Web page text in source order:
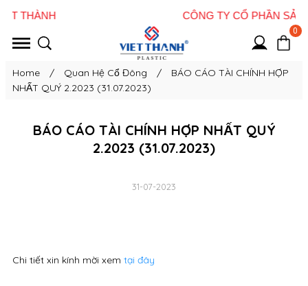
0
Home / Quan Hệ Cổ Đông /
BÁO CÁO TÀI CHÍNH HỢP
NHẤT QUÝ 2.2023 (31.07.2023)
BÁO CÁO TÀI CHÍNH HỢP NHẤT QUÝ
2.2023 (31.07.2023)
31-07-2023
Chi tiết xin kính mời xem tại đây